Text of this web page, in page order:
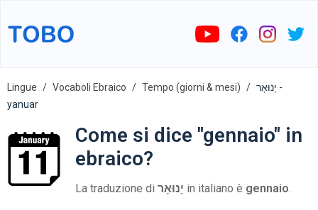
Lingue Vocaboli Ebraico Tempo (giorni & mesi)
יָנוּאָר -
yanuar
Come si dice "gennaio" in
ebraico?
La traduzione di יָנוּאָר in italiano è gennaio.